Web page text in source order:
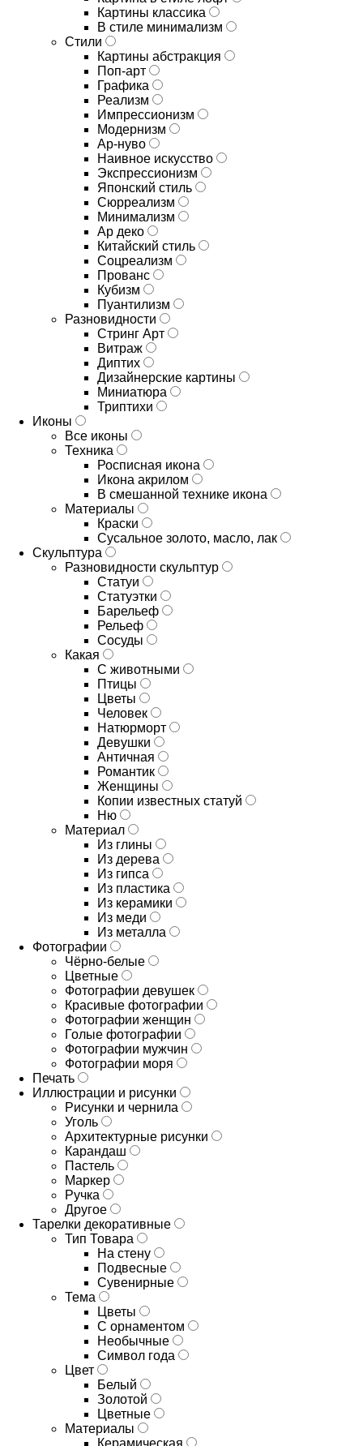
Картины классика
В стиле минимализм
Стили
Картины абстракция
Поп-арт
Графика
Реализм
Импрессионизм
Модернизм
Ар-нуво
Наивное искусство
Экспрессионизм
Японский стиль
Сюрреализм
Минимализм
Ар деко
Китайский стиль
Соцреализм
Прованс
Кубизм
Пуантилизм
Разновидности
Стринг Арт
Витраж
Диптих
Дизайнерские картины
Миниатюра
Триптихи
Иконы
Все иконы
Техника
Росписная икона
Икона акрилом
В смешанной технике икона
Материалы
Краски
Сусальное золото, масло, лак
Скульптура
Разновидности скульптур
Статуи
Статуэтки
Барельеф
Рельеф
Сосуды
Какая
С животными
Птицы
Цветы
Человек
Натюрморт
Девушки
Античная
Романтик
Женщины
Копии известных статуй
Ню
Материал
Из глины
Из дерева
Из гипса
Из пластика
Из керамики
Из меди
Из металла
Фотографии
Чёрно-белые
Цветные
Фотографии девушек
Красивые фотографии
Фотографии женщин
Голые фотографии
Фотографии мужчин
Фотографии моря
Печать
Иллюстрации и рисунки
Рисунки и чернила
Уголь
Архитектурные рисунки
Карандаш
Пастель
Маркер
Ручка
Другое
Тарелки декоративные
Тип Товара
На стену
Подвесные
Сувенирные
Тема
Цветы
С орнаментом
Необычные
Символ года
Цвет
Белый
Золотой
Цветные
Материалы
Керамическая